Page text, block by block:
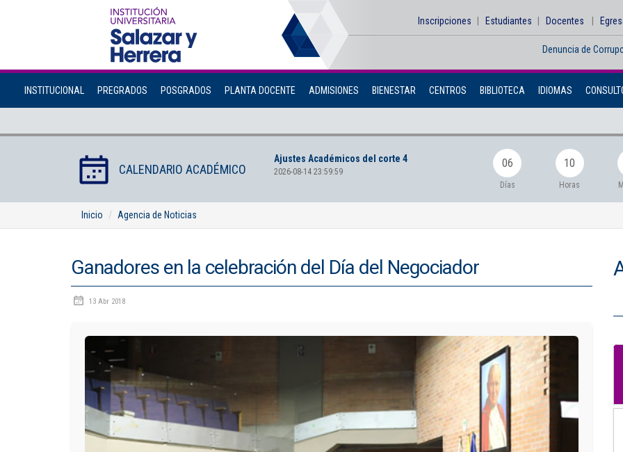
Inscripciones Estudiantes Docentes
Denuncia de
INSTITUCIONAL PREGRADOS POSGRADOS PLANTA DOCENTE ADMISIONES BIENESTAR CENTROS BIBLIOTECA IDIOMAS
CALENDARIO ACADÉMICO
Ajustes Académicos del corte 4
2026-08-14 23:59:59
06
Días
10
Horas
Inicio Agencia de Noticias
Ganadores en la celebración del Día del Negociador
13 Abr 2018